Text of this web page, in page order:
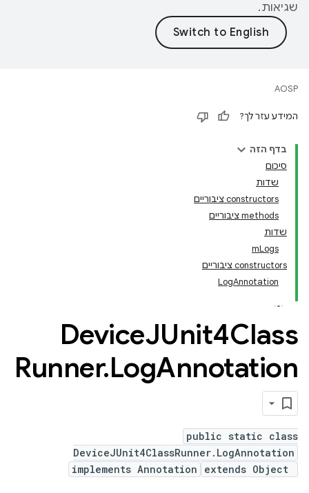
שגיאות.
AOSP
המידע עזר לך?
בדף הזה
סיכום
שדות
‫constructors ציבוריים
‫methods ציבוריים
שדות
mLogs
‫constructors ציבוריים
LogAnnotation
DeviceJUnit4Class
Runner.LogAnnotation
public static class
DeviceJUnit4ClassRunner.LogAnnotation
extends Object
implements Annotation